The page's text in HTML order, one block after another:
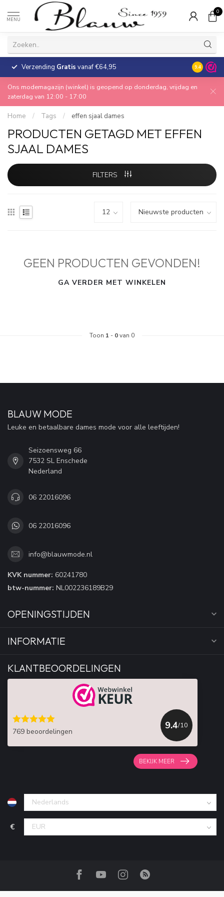
MENU
0
Verzending Gratis vanaf €64,95 30 dagen
9.4
Ons modemagazijn (winkel) is geopend op donderdag, vrijdag en
zaterdag van 12:00 - 17:00
Home / Tags / effen sjaal dames
PRODUCTEN GETAGD MET EFFEN
SJAAL DAMES
FILTERS
GEEN PRODUCTEN GEVONDEN!
GA VERDER MET WINKELEN
Toon 1 - 0van 0
BLAUW MODE
Leuke en betaalbare dames mode voor alle leeftijden!
Seizoensweg 66
7532 SL Enschede
Nederland
06 22016096
06 22016096
info@blauwmode.nl
KVK nummer: 60241780
btw-nummer: NL002236189B29
OPENINGSTIJDEN
INFORMATIE
KLANTBEOORDELINGEN
769 beoordelingen
9.4/10
BEKIJK MEER
€